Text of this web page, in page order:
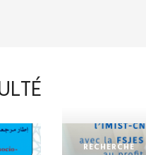
RECHERCHE